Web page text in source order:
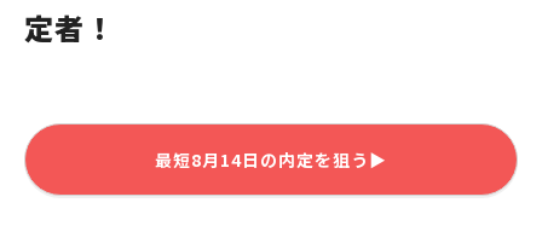
定者！
最短8月14日 の内定を狙う▶